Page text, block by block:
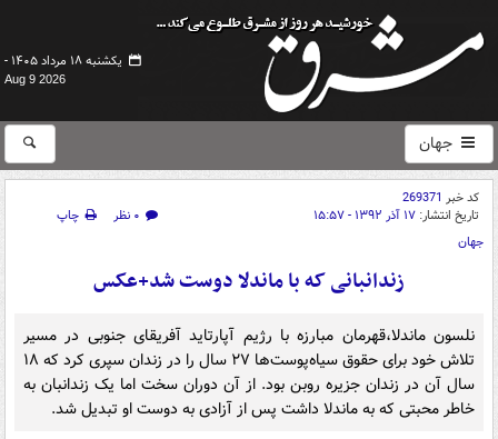
یکشنبه ۱۸ مرداد ۱۴۰۵ -
Aug 9 2026
جهان
کد خبر 269371
تاریخ انتشار: ۱۷ آذر ۱۳۹۲ - ۱۵:۵۷ ۰ نظر
چاپ
جهان
زندانبانی که با ماندلا دوست شد+عکس
نلسون ماندلا،قهرمان مبارزه با رژیم آپارتاید آفریقای جنوبی در مسیر
تلاش خود برای حقوق سیاه‌پوست‌ها ۲۷ سال را در زندان سپری کرد که ۱۸
سال آن در زندان جزیره روبن بود. از آن دوران سخت اما یک زندانبان به
خاطر محبتی که به ماندلا داشت پس از آزادی به دوست او تبدیل شد.